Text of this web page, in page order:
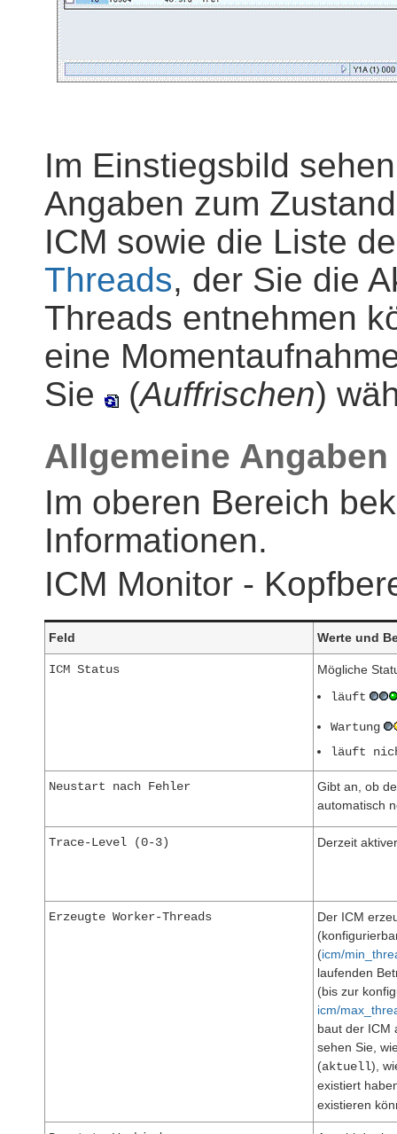
Im Einstiegsbild
Angaben zum
ICM sowie die Liste
Threads, der Sie die
Threads entnehmen
eine
Sie
(Auffrischen)
Allgemeine Angaben
Im oberen Bereich
Informationen.
ICM Monitor -
Feld Werte und
ICM Status
Mögliche
läuft
Wartung
läuft
Neustart nach Fehler
Gibt an, ob
automatisch
Trace-Level (0-3) Derzeit
Erzeugte Worker-Threads
Der ICM
(icm/
laufenden
(bis zur
icm/
baut der ICM
sehen Sie,
(aktuell),
existiert
existieren